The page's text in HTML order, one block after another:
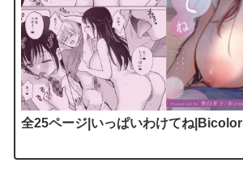
全25ページ|いっぱいわけてね|Bicolor